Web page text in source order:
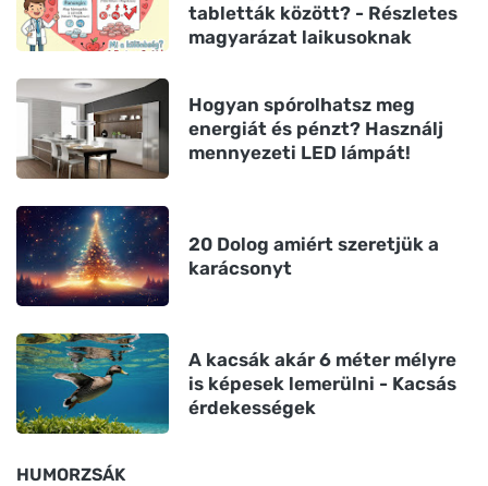
tabletták között? - Részletes
magyarázat laikusoknak
Hogyan spórolhatsz meg
energiát és pénzt? Használj
mennyezeti LED lámpát!
20 Dolog amiért szeretjük a
karácsonyt
A kacsák akár 6 méter mélyre
is képesek lemerülni - Kacsás
érdekességek
HUMORZSÁK